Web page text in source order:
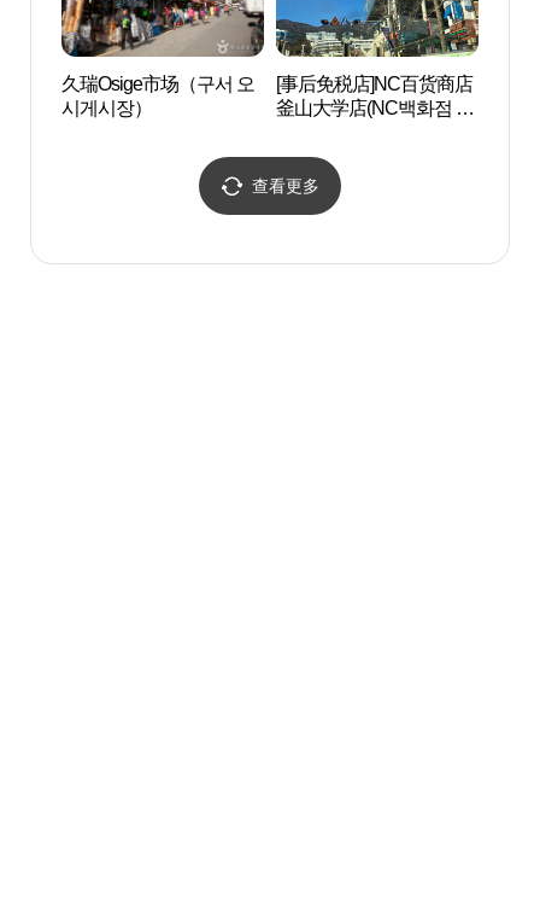
久瑞Osige市场（구서 오
시게시장）
[事后免税店]NC百货商店
釜山大学店(NC백화점 부
查看更多